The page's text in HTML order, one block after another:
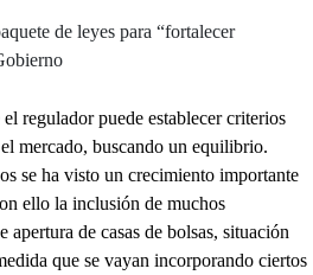
de leyes para “fortalecer
regulador puede establecer criterios
mercado, buscando un equilibrio.
se ha visto un crecimiento importante
ello la inclusión de muchos
apertura de casas de bolsas, situación
que se vayan incorporando ciertos